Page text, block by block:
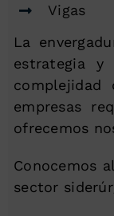
Vigas
La
estrategia
empresas
ofrecemos
Conocemos
sector